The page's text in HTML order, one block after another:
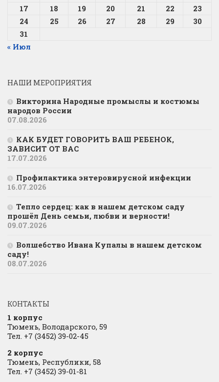
17
18 19 20 21 22
23
24
25 26 27 28 29
30
31
« Июл
НАШИ МЕРОПРИЯТИЯ
Викторина Народные промыслы и костюмы
народов России
07.08.2026
КАК БУДЕТ ГОВОРИТЬ ВАШ РЕБЕНОК,
ЗАВИСИТ ОТ ВАС
17.07.2026
Профилактика энтеровирусной инфекции
16.07.2026
Тепло сердец: как в нашем детском саду
прошёл День семьи, любви и верности!
09.07.2026
Волшебство Ивана Купалы в нашем детском
саду!
08.07.2026
КОНТАКТЫ
1 корпус
Тюмень, Володарского, 59
Тел. +7 (3452) 39-02-45
2 корпус
Тюмень, Республики, 58
Тел. +7 (3452) 39-01-81